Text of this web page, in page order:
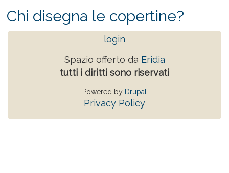
Chi disegna le copertine?
login
Spazio offerto da Eridia
tutti i diritti sono riservati
Powered by Drupal
Privacy Policy